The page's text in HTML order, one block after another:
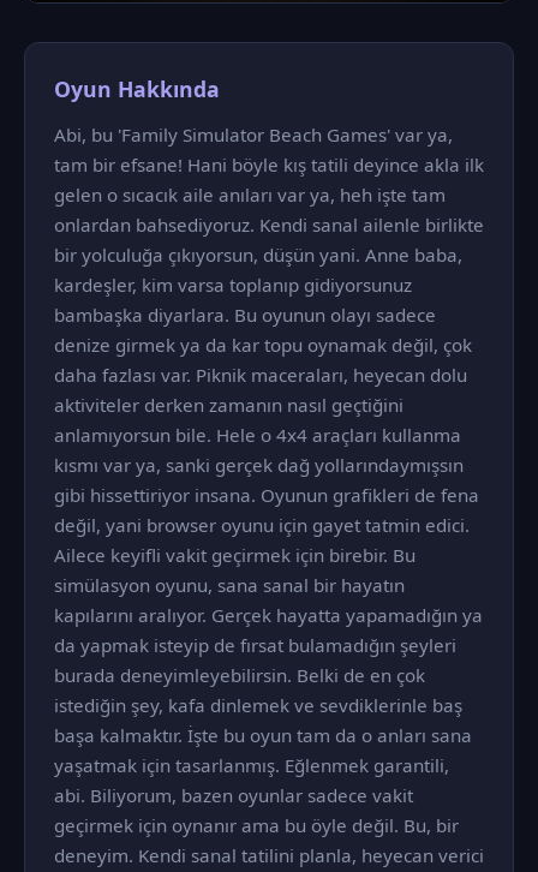
Oyun Hakkında
Abi, bu 'Family Simulator Beach Games' var ya,
tam bir efsane! Hani böyle kış tatili deyince akla ilk
gelen o sıcacık aile anıları var ya, heh işte tam
onlardan bahsediyoruz. Kendi sanal ailenle birlikte
bir yolculuğa çıkıyorsun, düşün yani. Anne baba,
kardeşler, kim varsa toplanıp gidiyorsunuz
bambaşka diyarlara. Bu oyunun olayı sadece
denize girmek ya da kar topu oynamak değil, çok
daha fazlası var. Piknik maceraları, heyecan dolu
aktiviteler derken zamanın nasıl geçtiğini
anlamıyorsun bile. Hele o 4x4 araçları kullanma
kısmı var ya, sanki gerçek dağ yollarındaymışsın
gibi hissettiriyor insana. Oyunun grafikleri de fena
değil, yani browser oyunu için gayet tatmin edici.
Ailece keyifli vakit geçirmek için birebir. Bu
simülasyon oyunu, sana sanal bir hayatın
kapılarını aralıyor. Gerçek hayatta yapamadığın ya
da yapmak isteyip de fırsat bulamadığın şeyleri
burada deneyimleyebilirsin. Belki de en çok
istediğin şey, kafa dinlemek ve sevdiklerinle baş
başa kalmaktır. İşte bu oyun tam da o anları sana
yaşatmak için tasarlanmış. Eğlenmek garantili,
abi. Biliyorum, bazen oyunlar sadece vakit
geçirmek için oynanır ama bu öyle değil. Bu, bir
deneyim. Kendi sanal tatilini planla, heyecan verici